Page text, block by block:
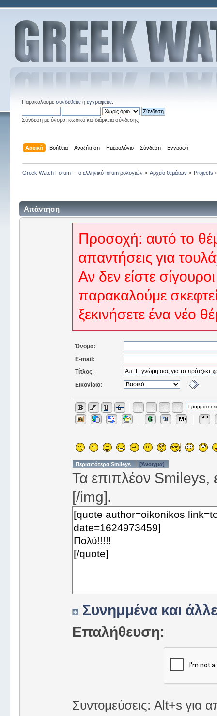
Παρακαλούμε συνδεθείτεή εγγραφείτε.
Σύνδεση με όνομα, κωδικό και διάρκεια σύνδεσης
Αρχική Βοήθεια Αναζήτηση Ημερολόγιο Σύνδεση Εγγραφή
Greek Watch Forum - Το ελληνικό forum ρολογιών » Αρχείο θεμάτων » Projects
Απάντηση
Προσοχή: αυτό το
απαντήσεις για
Αν δεν είστε
παρακαλούμε
ξεκινήσετε ένα νέο
Όνομα:
E-mail:
Τίτλος:
Εικονίδιο:
Περισσότερα Smileys [Άνοιγμα]
Τα επιπλέον Smileys,
[/img].
Συνημμένα και
Επαλήθευση:
Συντομεύσεις: Alt+s για